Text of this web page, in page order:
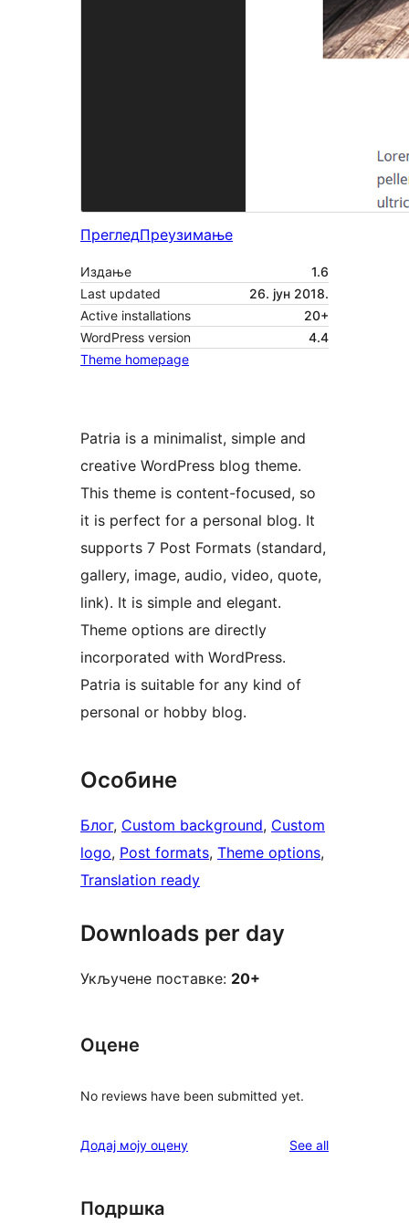
ПрегледПреузимање
Издање
1.6
Last updated
26. јун 2018.
Active installations
20+
WordPress version
4.4
Theme homepage
Patria is a minimalist, simple and
creative WordPress blog theme.
This theme is content-focused, so
it is perfect for a personal blog. It
supports 7 Post Formats (standard,
gallery, image, audio, video, quote,
link). It is simple and elegant.
Theme options are directly
incorporated with WordPress.
Patria is suitable for any kind of
personal or hobby blog.
Особине
Блог, Custom background, Custom
logo, Post formats, Theme options
Translation ready
Downloads per day
Укључене поставке: 20+
Оцене
No reviews have been submitted yet.
Додај моју оцену See allreviews
Подршка